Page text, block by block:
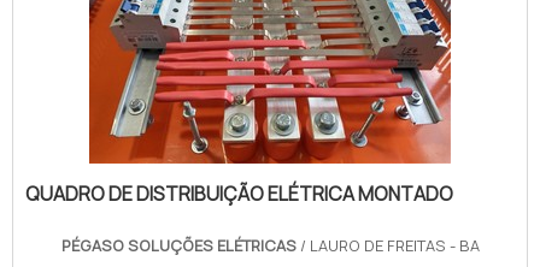
QUADRO DE DISTRIBUIÇÃO ELÉTRICA MONTADO
PÉGASO SOLUÇÕES ELÉTRICAS / LAURO DE FREITAS - BA